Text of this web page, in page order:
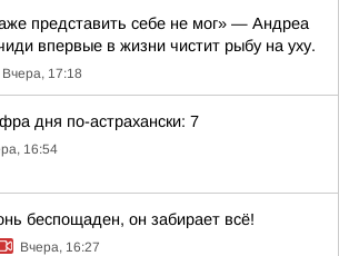
представить себе не мог» — Андреа
впервые в жизни чистит рыбу на уху.
Вчера, 17:18
дня по-астрахански: 7
16:54
беспощаден, он забирает всё!
Вчера, 16:27